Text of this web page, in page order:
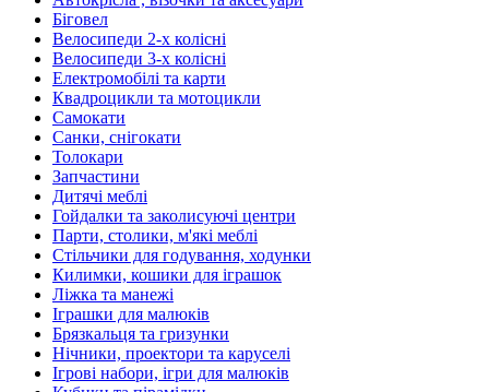
Біговел
Велосипеди 2-х колісні
Велосипеди 3-х колісні
Електромобілі та карти
Квадроцикли та мотоцикли
Самокати
Санки, снігокати
Толокари
Запчастини
Дитячі меблі
Гойдалки та заколисуючі центри
Парти, столики, м'які меблі
Стільчики для годування, ходунки
Килимки, кошики для іграшок
Ліжка та манежі
Іграшки для малюків
Брязкальця та гризунки
Нічники, проектори та каруселі
Ігрові набори, ігри для малюків